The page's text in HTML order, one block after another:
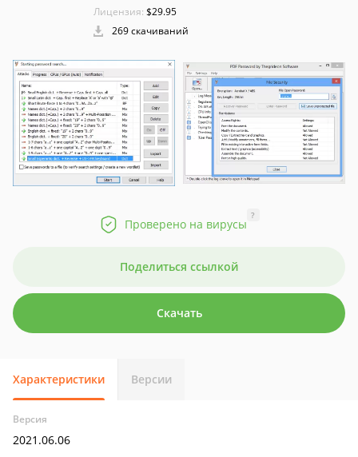
Лицензия: $29.95
269 скачиваний
Проверено на вирусы
?
Поделиться ссылкой
Скачать
Характеристики Версии
Версия
2021.06.06